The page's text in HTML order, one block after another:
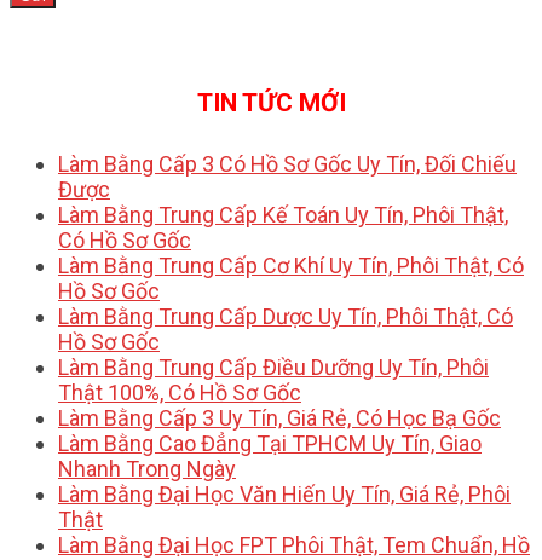
TIN TỨC MỚI
Làm Bằng Cấp 3 Có Hồ Sơ Gốc Uy Tín, Đối Chiếu
Được
Làm Bằng Trung Cấp Kế Toán Uy Tín, Phôi Thật,
Có Hồ Sơ Gốc
Làm Bằng Trung Cấp Cơ Khí Uy Tín, Phôi Thật, Có
Hồ Sơ Gốc
Làm Bằng Trung Cấp Dược Uy Tín, Phôi Thật, Có
Hồ Sơ Gốc
Làm Bằng Trung Cấp Điều Dưỡng Uy Tín, Phôi
Thật 100%, Có Hồ Sơ Gốc
Làm Bằng Cấp 3 Uy Tín, Giá Rẻ, Có Học Bạ Gốc
Làm Bằng Cao Đẳng Tại TPHCM Uy Tín, Giao
Nhanh Trong Ngày
Làm Bằng Đại Học Văn Hiến Uy Tín, Giá Rẻ, Phôi
Thật
Làm Bằng Đại Học FPT Phôi Thật, Tem Chuẩn, Hồ